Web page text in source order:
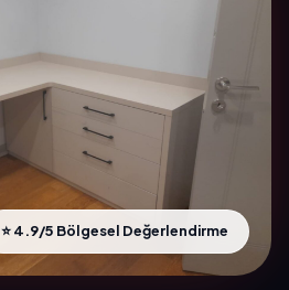
⭐ 4.9/5 Bölgesel Değerlendirme